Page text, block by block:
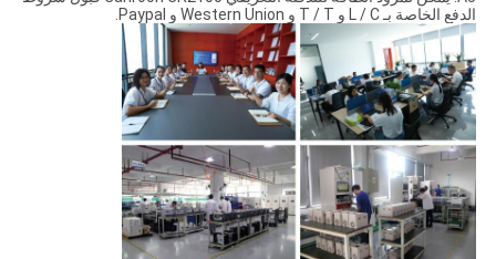
الدفع الخاصة بـ L / C و T / T و Western Union و Paypal.